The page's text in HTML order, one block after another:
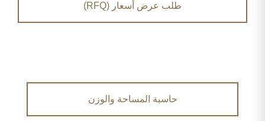
طلب عرض أسعار (RFQ)
حاسبة المساحة والوزن